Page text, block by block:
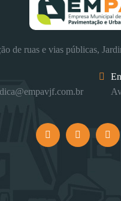
de ruas e vias públicas,